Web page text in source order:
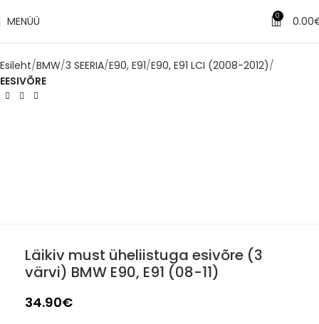
MENÜÜ 0 0.00
Esileht BMW 3 SEERIA E90, E91 E90, E91 LCI (2008-2012)
EESIVÕRE
Läikiv must üheliistuga esivõre (3
värvi) BMW E90, E91 (08-11)
34.90€